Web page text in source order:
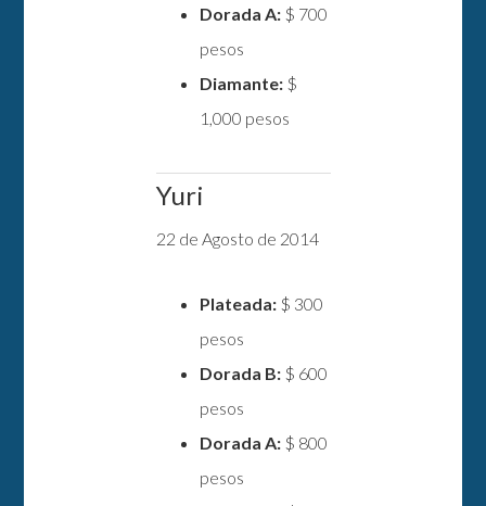
Dorada A:$ 700
pesos
Diamante:$
1,000 pesos
Yuri
22 de Agosto de 2014
Plateada:$ 300
pesos
Dorada B:$ 600
pesos
Dorada A:$ 800
pesos